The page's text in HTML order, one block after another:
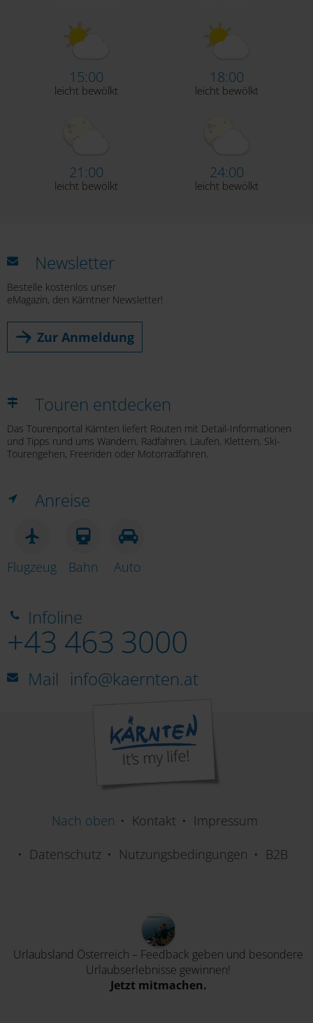
15:00
leicht bewölkt
18:00
leicht bewölkt
21:00
leicht bewölkt
24:00
leicht bewölkt
Newsletter
Bestelle kostenlos unser
eMagazin, den Kärntner Newsletter!
Zur Anmeldung
Touren entdecken
Das Tourenportal Kärnten liefert Routen mit Detail-Informationen
und Tipps rund ums Wandern, Radfahren, Laufen, Klettern, Ski-
Tourengehen, Freeriden oder Motorradfahren.
Anreise
Flugzeug Bahn Auto
Infoline
+43 463 3000
Mail info@kaernten.at
Nach oben Kontakt
Impressum
Datenschutz
Nutzungsbedingungen B2B
Urlaubsland Österreich – Feedback geben und besondere
Urlaubserlebnisse gewinnen!
Jetzt mitmachen.